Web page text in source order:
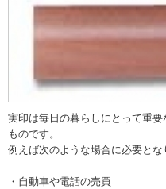
実印は毎日の暮らしにとって重
ものです。
例えば次のような場合に必要とな
・自動車や電話の売買